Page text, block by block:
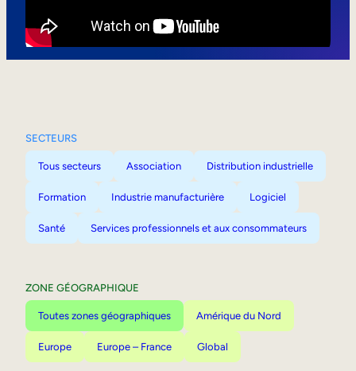
SECTEURS
Tous secteurs Association Distribution industrielle
Formation Industrie manufacturière Logiciel
Santé Services professionnels et aux consommateurs
ZONE GÉOGRAPHIQUE
Toutes zones géographiques Amérique du Nord
Europe Europe – France Global